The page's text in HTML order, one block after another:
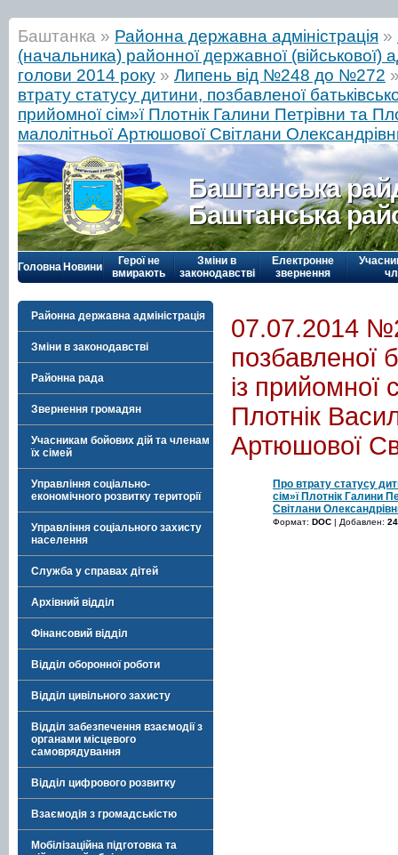
Баштанка » Районна державна адміністрація »
(начальника) районної державної (військової)
голови 2014 року » Липень від №248 до №272
втрату статусу дитини, позбавленої
прийомної сім»ї Плотнік Галини Петрівни та
малолітньої Артюшової Світлани
Баштанська
Баштанська
Головна Новини
Герої не
вмирають
Зміни в
законодавстві
Електронне
звернення
Районна державна адміністрація
Зміни в законодавстві
Районна рада
Звернення громадян
Учасникам бойових дій та членам
їх сімей
Управління соціально-
економічного розвитку території
Управління соціального захисту
населення
Служба у справах дітей
Архівний відділ
Фінансовий відділ
Відділ оборонної роботи
Відділ цивільного захисту
Відділ забезпечення взаємодії з
органами місцевого
самоврядування
Відділ цифрового розвитку
Взаємодія з громадськістю
Мобілізаційна підготовка та
07.07.2014
позбавленої
із прийомної
Плотнік
Артюшової
Про втрату статусу
сім»ї Плотнік Галини
Світлани
Формат: DOC | Добавлен: